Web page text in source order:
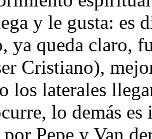
y le gusta: es
ya queda claro,
Cristiano),
los laterales
lo demás
por Pepe y Van